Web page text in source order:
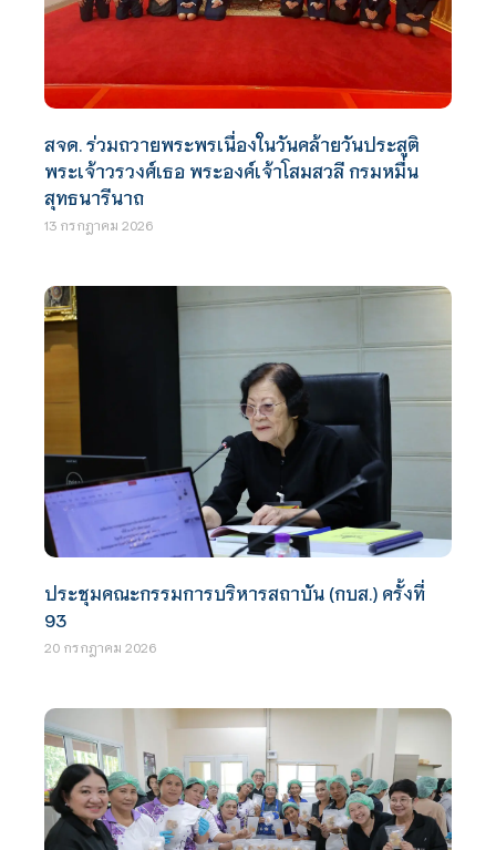
สจด. ร่วมถวายพระพรเนื่องในวันคล้ายวันประสูติ
พระเจ้าวรวงศ์เธอ พระองค์เจ้าโสมสวลี กรมหมื่น
สุทธนารีนาถ
13 กรกฎาคม 2026
ประชุมคณะกรรมการบริหารสถาบัน (กบส.) ครั้งที่
93
20 กรกฎาคม 2026